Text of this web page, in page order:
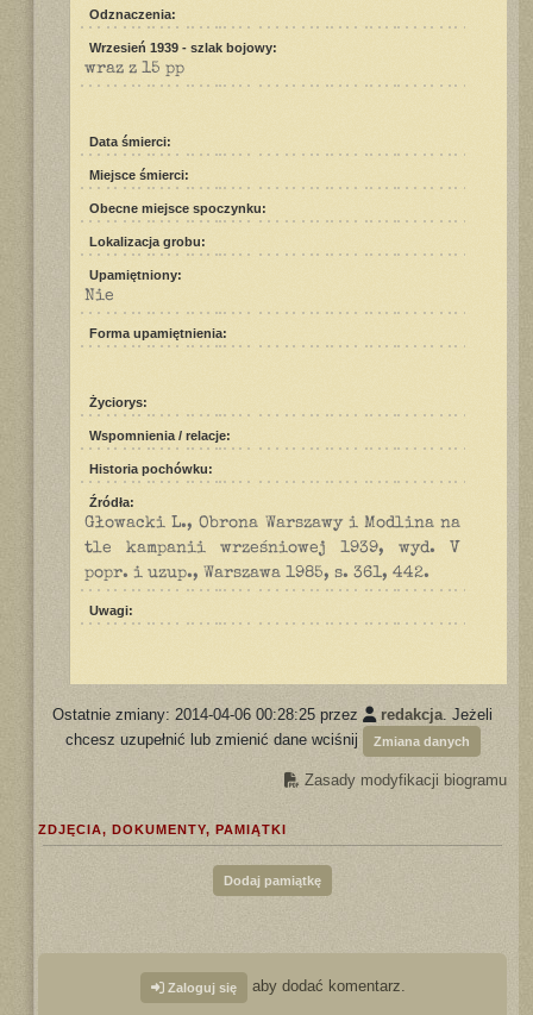
Odznaczenia:
Wrzesień 1939 - szlak bojowy:
wraz z 15 pp
Data śmierci:
Miejsce śmierci:
Obecne miejsce spoczynku:
Lokalizacja grobu:
Upamiętniony:
Nie
Forma upamiętnienia:
Życiorys:
Wspomnienia / relacje:
Historia pochówku:
Źródła:
Głowacki L., Obrona Warszawy i Modlina na
tle kampanii wrześniowej 1939, wyd. V
popr. i uzup., Warszawa 1985, s. 361, 442.
Uwagi:
Ostatnie zmiany: 2014-04-06 00:28:25 przez redakcja. Jeżeli
chcesz uzupełnić lub zmienić dane wciśnij
Zmiana danych
Zasady modyfikacji biogramu
ZDJĘCIA, DOKUMENTY, PAMIĄTKI
Dodaj pamiątkę
Zaloguj się aby dodać komentarz.